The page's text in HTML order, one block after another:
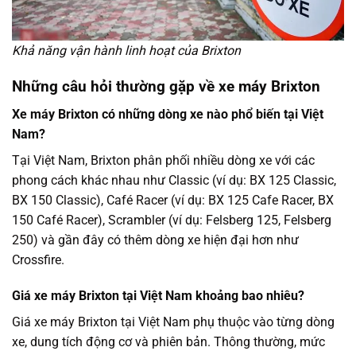
Khả năng vận hành linh hoạt của Brixton
Những câu hỏi thường gặp về xe máy Brixton
Xe máy Brixton có những dòng xe nào phổ biến tại Việt
Nam?
Tại Việt Nam, Brixton phân phối nhiều dòng xe với các
phong cách khác nhau như Classic (ví dụ: BX 125 Classic,
BX 150 Classic), Café Racer (ví dụ: BX 125 Cafe Racer, BX
150 Café Racer), Scrambler (ví dụ: Felsberg 125, Felsberg
250) và gần đây có thêm dòng xe hiện đại hơn như
Crossfire.
Giá xe máy Brixton tại Việt Nam khoảng bao nhiêu?
Giá xe máy Brixton tại Việt Nam phụ thuộc vào từng dòng
xe, dung tích động cơ và phiên bản. Thông thường, mức